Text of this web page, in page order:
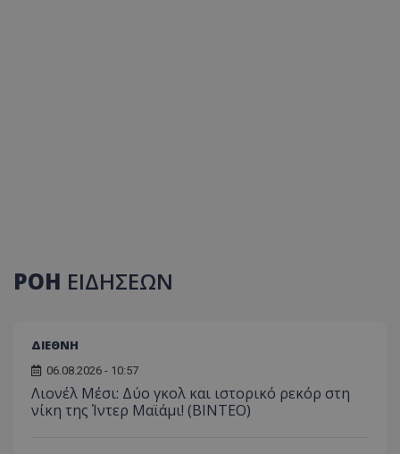
ΡΟΗ ΕΙΔΗΣΕΩΝ
ΔΙΕΘΝΗ
06.08.2026 - 10:57
Λιονέλ Μέσι: Δύο γκολ και ιστορικό ρεκόρ στη
νίκη της Ίντερ Μαϊάμι! (ΒΙΝΤΕΟ)